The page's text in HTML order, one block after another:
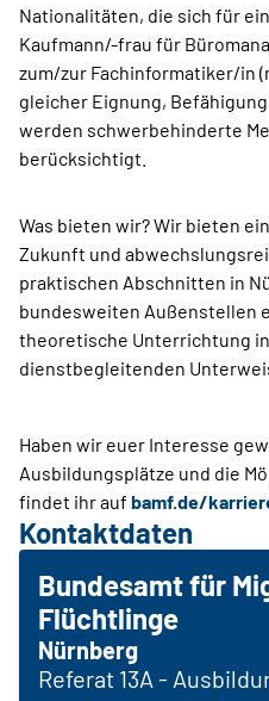
Nationalitäten, die sich für
Kaufmann/-frau für
zum/zur Fachinformatiker/in
gleicher Eignung,
werden schwerbehinderte
berücksichtigt.
Was bieten wir? Wir bieten
Zukunft und
praktischen Abschnitten in
bundesweiten Außenstellen
theoretische Unterrichtung
dienstbegleitenden
Haben wir euer Interesse
Ausbildungsplätze und die
findet ihr auf bamf.de/
Kontaktdaten
Bundesamt für
Flüchtlinge
Nürnberg
Referat 13A -